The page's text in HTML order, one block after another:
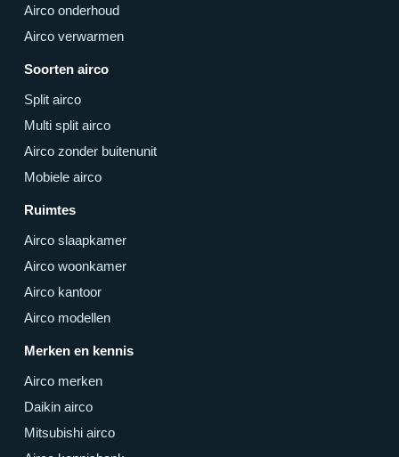
Airco onderhoud
Airco verwarmen
Soorten airco
Split airco
Multi split airco
Airco zonder buitenunit
Mobiele airco
Ruimtes
Airco slaapkamer
Airco woonkamer
Airco kantoor
Airco modellen
Merken en kennis
Airco merken
Daikin airco
Mitsubishi airco